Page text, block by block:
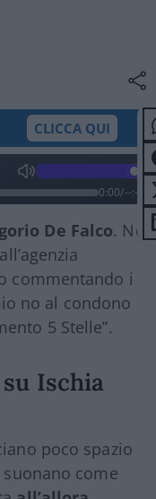
CLICCA QUI
0:00/--:--
De Falco. Nel
commentando i
no al condono
5 Stelle”.
Ischia
poco spazio
come